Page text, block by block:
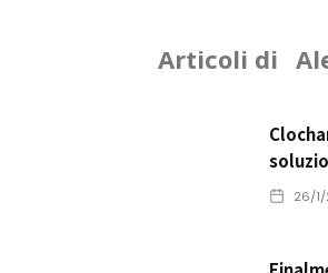
Articoli di
26/1/